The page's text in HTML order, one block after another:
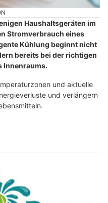
Haushaltsgeräten im
Stromverbrauch eines
Kühlung beginnt nicht
bereits bei der richtigen
Innenraums.
und aktuelle
und verlängern